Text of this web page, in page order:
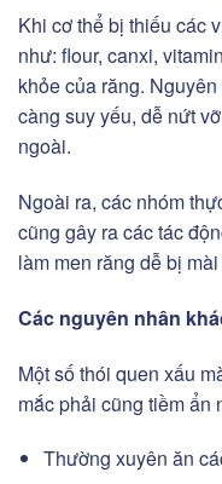
Khi cơ thể bị thiếu các
như: flour, canxi,
khỏe của răng.
càng suy yếu, dễ nứt
ngoài.
Ngoài ra, các nhóm
cũng gây ra các tác
làm men răng dễ bị
Các nguyên nhân
Một số thói quen xấu
mắc phải cũng tiềm ẩn
Thường xuyên ăn